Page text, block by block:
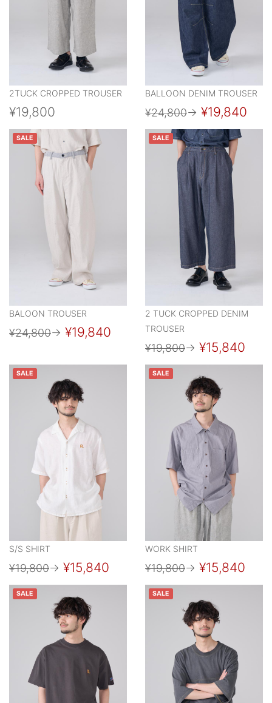
2TUCK CROPPED TROUSER
¥19,800
BALLOON DENIM TROUSER
¥24,800→ ¥19,840
SALE
BALOON TROUSER
¥24,800→ ¥19,840
SALE
2 TUCK CROPPED DENIM
TROUSER
¥19,800→ ¥15,840
SALE
S/S SHIRT
¥19,800→ ¥15,840
SALE
WORK SHIRT
¥19,800→ ¥15,840
SALE SALE